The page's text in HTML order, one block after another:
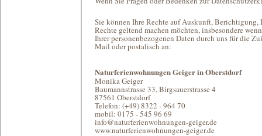
Sie können Ihre Rechte auf Auskunft, Berichtigung,
Rechte geltend machen möchten, insbesondere
Ihrer personenbezogenen Daten durch uns für die
Mail oder postalisch an:
Naturferienwohnungen Geiger in Oberstdorf
Monika Geiger
Baumannstrasse 33, Birgsauerstrasse 4
87561 Oberstdorf
Telefon: (+49) 8322 - 964 70
mobil: 0175 - 545 96 69
info@naturferienwohnungen-geiger.de
www.naturferienwohnungen-geiger.de